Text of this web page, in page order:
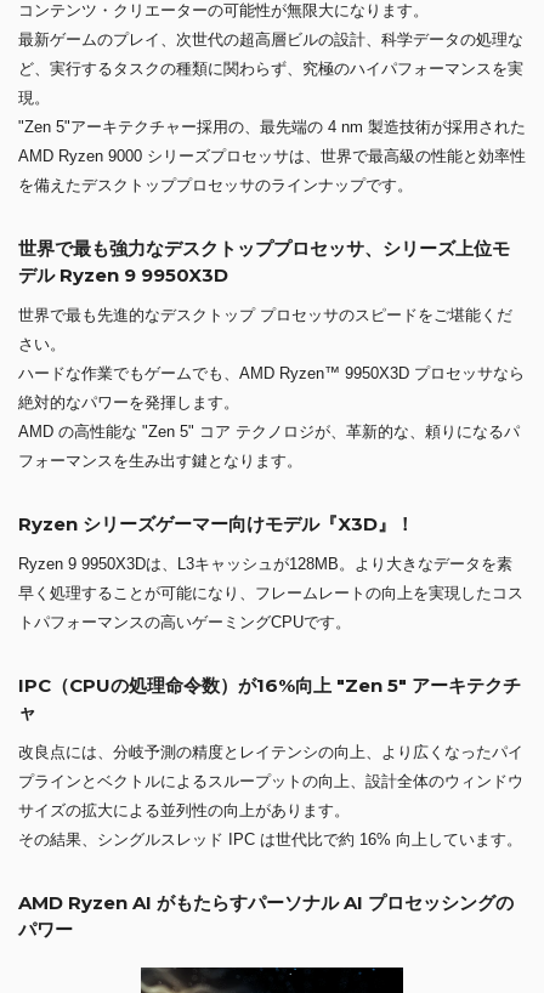
コンテンツ・クリエーターの可能性が無限大になります。
最新ゲームのプレイ、次世代の超高層ビルの設計、科学データの処理な
ど、実行するタスクの種類に関わらず、究極のハイパフォーマンスを実
現。
"Zen 5"アーキテクチャー採用の、最先端の 4 nm 製造技術が採用された
AMD Ryzen 9000 シリーズプロセッサは、世界で最高級の性能と効率性
を備えたデスクトッププロセッサのラインナップです。
世界で最も強力なデスクトッププロセッサ、シリーズ上位モ
デル Ryzen 9 9950X3D
世界で最も先進的なデスクトップ プロセッサのスピードをご堪能くだ
さい。
ハードな作業でもゲームでも、AMD Ryzen™ 9950X3D プロセッサなら
絶対的なパワーを発揮します。
AMD の高性能な "Zen 5" コア テクノロジが、革新的な、頼りになるパ
フォーマンスを生み出す鍵となります。
Ryzen シリーズゲーマー向けモデル『X3D』！
Ryzen 9 9950X3Dは、L3キャッシュが128MB。より大きなデータを素
早く処理することが可能になり、フレームレートの向上を実現したコス
トパフォーマンスの高いゲーミングCPUです。
IPC（CPUの処理命令数）が16%向上 "Zen 5" アーキテクチ
ャ
改良点には、分岐予測の精度とレイテンシの向上、より広くなったパイ
プラインとベクトルによるスループットの向上、設計全体のウィンドウ
サイズの拡大による並列性の向上があります。
その結果、シングルスレッド IPC は世代比で約 16% 向上しています。
AMD Ryzen AI がもたらすパーソナル AI プロセッシングの
パワー